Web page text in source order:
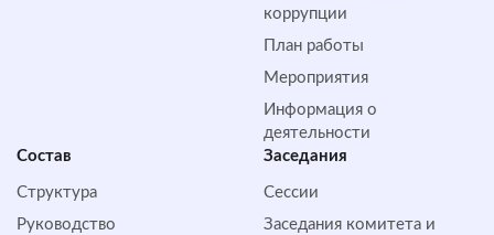
коррупции
План работы
Мероприятия
Информация о
деятельности
Состав
Структура
Руководство
Заседания
Сессии
Заседания комитета и